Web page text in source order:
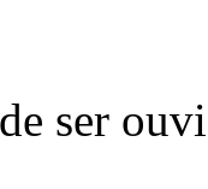
ser